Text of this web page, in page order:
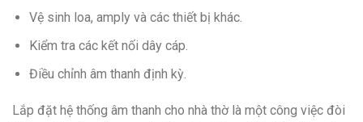
Vệ sinh loa, amply và các thiết bị khác.
Kiểm tra các kết nối dây cáp.
Điều chỉnh âm thanh định kỳ.
Lắp đặt hệ thống âm thanh cho nhà thờ là một công việc đòi